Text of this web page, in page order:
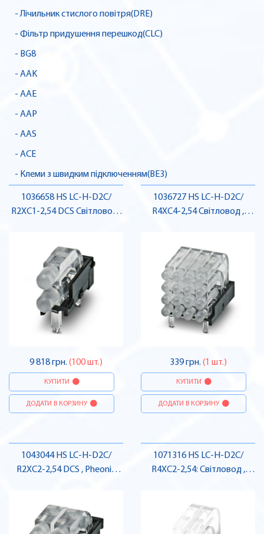
- Лічильник стислого повітря(DRE)
- Фільтр придушення перешкод(CLC)
- BG8
- AAK
- AAE
- AAP
- AAS
- ACE
- Клеми з швидким підключенням(BE3)
1036658 HS LC-H-D2C/
R2XC1-2,54 DCS Світловод ,
9 818 грн. (100 шт.)
КУПИТИ
ДОДАТИ В КОРЗИНУ
1036727 HS LC-H-D2C/
R4XC4-2,54 Світловод ,
339 грн. (1 шт.)
КУПИТИ
ДОДАТИ В КОРЗИНУ
1043044 HS LC-H-D2C/
R2XC2-2,54 DCS , Pheonix
1071316 HS LC-H-D2C/
R4XC2-2,54: Світловод ,